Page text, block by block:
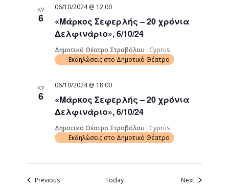
ΚΥ
6
«Μάρκος Σεφερλής – 20 χρόνια
Δελφινάριο», 6/10/24
06/10/2024 @ 12:00
Δημοτικό Θέατρο Στροβόλου , Cyprus
Εκδηλώσεις στο Δημοτικό Θέατρο
ΚΥ
6
«Μάρκος Σεφερλής – 20 χρόνια
Δελφινάριο», 6/10/24
06/10/2024 @ 18:00
Δημοτικό Θέατρο Στροβόλου , Cyprus
Εκδηλώσεις στο Δημοτικό Θέατρο
PreviousEvents Today NextEvents